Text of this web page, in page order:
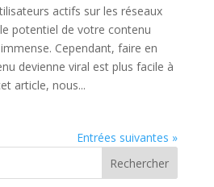
actifs sur les réseaux
potentiel de votre contenu
Cependant, faire en
devienne viral est plus facile à
article, nous...
Entrées suivantes »